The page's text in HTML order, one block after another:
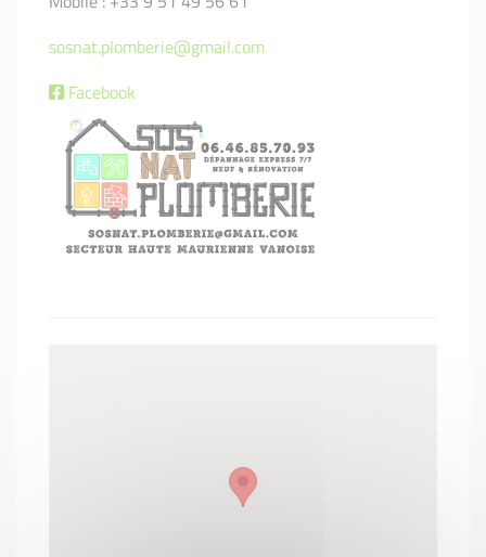
sosnat.plomberie@gmail.com
Facebook